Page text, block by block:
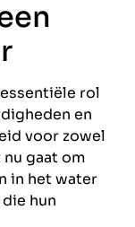
rol
en
voor zowel
gaat om
in het water
hun